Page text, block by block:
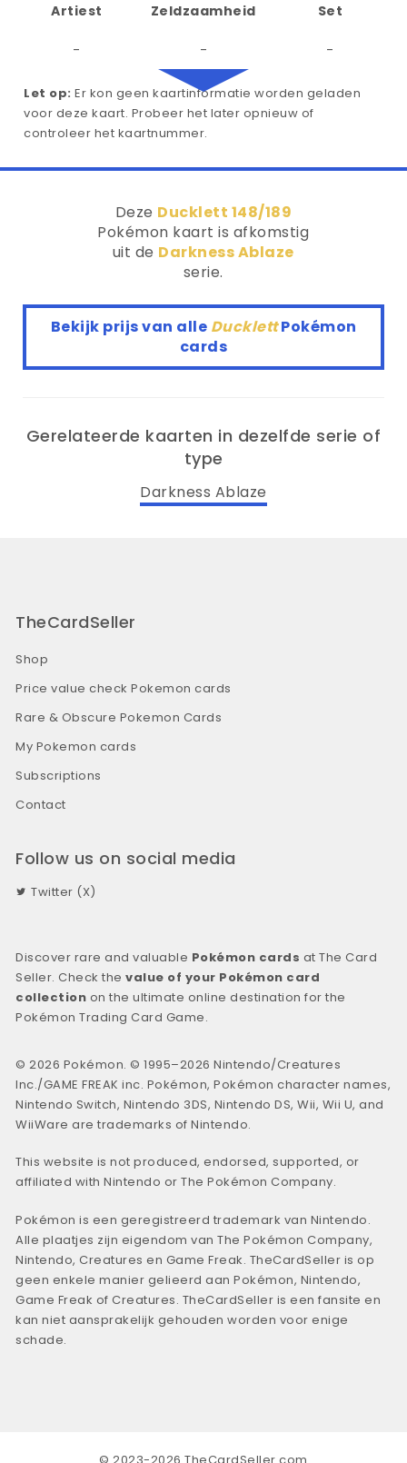
Artiest
-
Zeldzaamheid
-
Set
-
Let op: Er kon geen kaartinformatie worden geladen
voor deze kaart. Probeer het later opnieuw of
controleer het kaartnummer.
Deze Ducklett 148/189
Pokémon kaart is afkomstig
uit de Darkness Ablaze
serie.
Bekijk prijs van alle DucklettPokémon
cards
Gerelateerde kaarten in dezelfde serie of
type
Darkness Ablaze
TheCardSeller
Shop
Price value check Pokemon cards
Rare & Obscure Pokemon Cards
My Pokemon cards
Subscriptions
Contact
Follow us on social media
Twitter (X)
Discover rare and valuable Pokémon cards at The Card
Seller. Check thevalue of your Pokémon card
collection on the ultimate online destination for the
Pokémon Trading Card Game.
© 2026 Pokémon. © 1995–2026 Nintendo/Creatures
Inc./GAME FREAK inc. Pokémon, Pokémon character names,
Nintendo Switch, Nintendo 3DS, Nintendo DS, Wii, Wii U, and
WiiWare are trademarks of Nintendo.
This website is not produced, endorsed, supported, or
affiliated with Nintendo or The Pokémon Company.
Pokémon is een geregistreerd trademark van Nintendo.
Alle plaatjes zijn eigendom van The Pokémon Company,
Nintendo, Creatures en Game Freak. TheCardSeller is op
geen enkele manier gelieerd aan Pokémon, Nintendo,
Game Freak of Creatures. TheCardSeller is een fansite en
kan niet aansprakelijk gehouden worden voor enige
schade.
© 2023-2026 TheCardSeller.com